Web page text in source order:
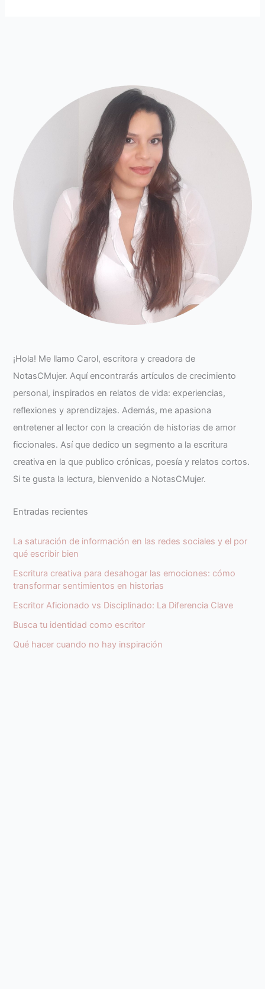
¡Hola! Me llamo Carol, escritora y creadora de
NotasCMujer. Aquí encontrarás artículos de crecimiento
personal, inspirados en relatos de vida: experiencias,
reflexiones y aprendizajes. Además, me apasiona
entretener al lector con la creación de historias de amor
ficcionales. Así que dedico un segmento a la escritura
creativa en la que publico crónicas, poesía y relatos cortos.
Si te gusta la lectura, bienvenido a NotasCMujer.
Entradas recientes
La saturación de información en las redes sociales y el por
qué escribir bien
Escritura creativa para desahogar las emociones: cómo
transformar sentimientos en historias
Escritor Aficionado vs Disciplinado: La Diferencia Clave
Busca tu identidad como escritor
Qué hacer cuando no hay inspiración